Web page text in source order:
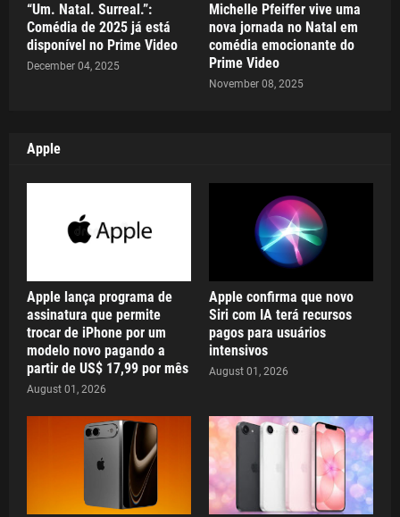
“Um. Natal. Surreal.”:
Comédia de 2025 já está
disponível no Prime Video
December 04, 2025
Michelle Pfeiffer vive uma
nova jornada no Natal em
comédia emocionante do
Prime Video
November 08, 2025
Apple
Apple lança programa de
assinatura que permite
trocar de iPhone por um
modelo novo pagando a
partir de US$ 17,99 por mês
August 01, 2026
Apple confirma que novo
Siri com IA terá recursos
pagos para usuários
intensivos
August 01, 2026